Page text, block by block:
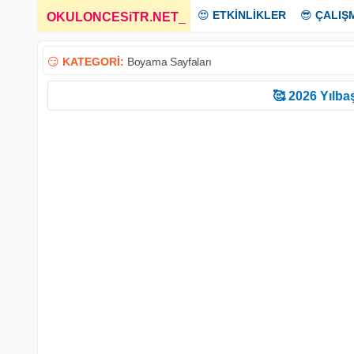
OKULONCESiTR.NET 😍 ETKİNLİKLER 😎
😏 KATEGORİ: Boyama Sayfaları
🥰 2026